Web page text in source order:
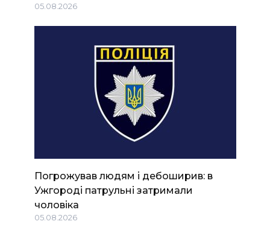
05.08.2026
Погрожував людям і дебоширив: в
Ужгороді патрульні затримали
чоловіка
05.08.2026